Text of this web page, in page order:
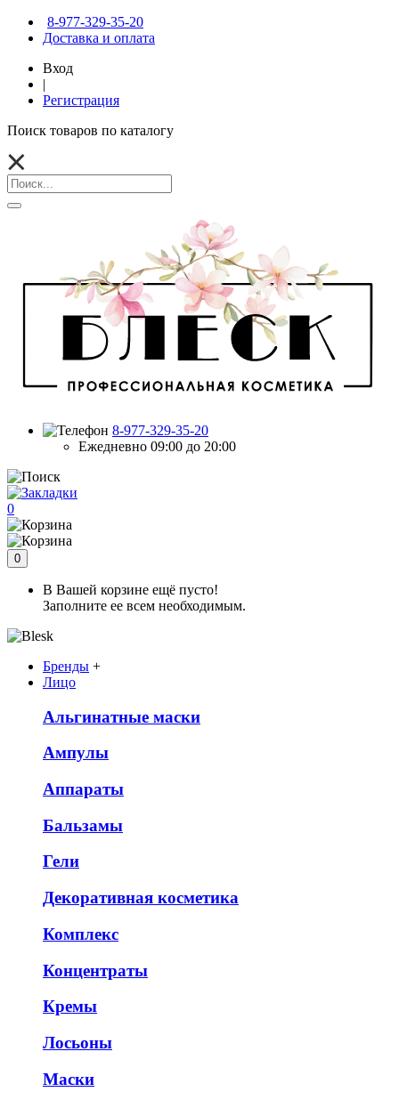
8-977-329-35-20
Доставка и оплата
Вход
|
Регистрация
Поиск товаров по каталогу
8-977-329-35-20
Ежедневно 09:00 до 20:00
0
0
В Вашей корзине ещё пусто!
Заполните ее всем необходимым.
Бренды +
Лицо
Альгинатные маски
Ампулы
Аппараты
Бальзамы
Гели
Декоративная косметика
Комплекс
Концентраты
Кремы
Лосьоны
Маски